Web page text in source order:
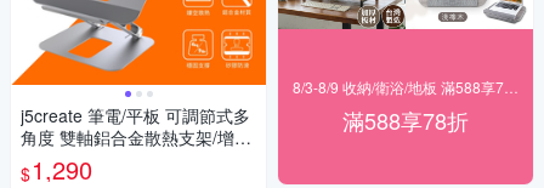
j5create 筆電/平板 可調節式多
角度 雙軸鋁合金散熱支架/增高
架-JTS127
$1,290
滿588享78折